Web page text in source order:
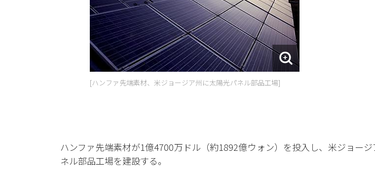
[ハンファ先端素材、米ジョージア州に太陽光パネル部品工場]
ハンファ先端素材が1億4700万ドル（約1892億ウォン）を投入し、米ジョー
ネル部品工場を建設する。